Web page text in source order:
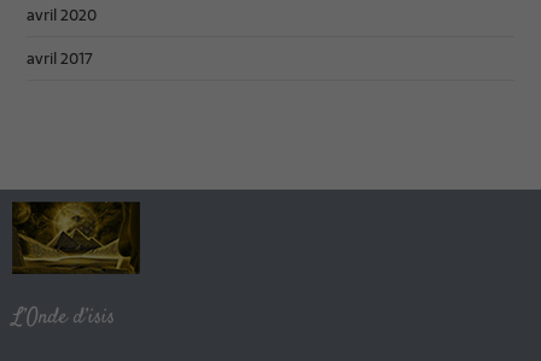
avril 2020
avril 2017
L’Onde d’isis